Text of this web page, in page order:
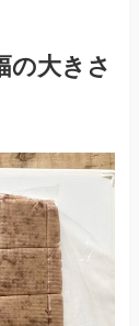
の大きさ